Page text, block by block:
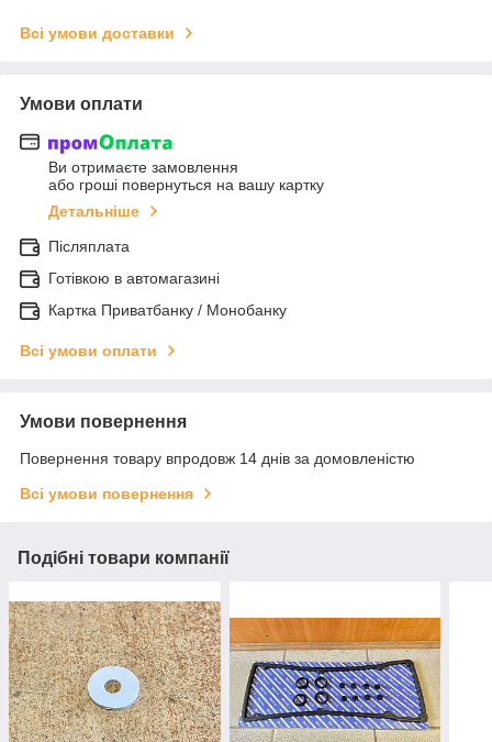
Всі умови доставки
Умови оплати
Ви отримаєте замовлення
або гроші повернуться на вашу картку
Детальніше
Післяплата
Готівкою в автомагазині
Картка Приватбанку / Монобанку
Всі умови оплати
Умови повернення
Повернення товару впродовж 14 днів за домовленістю
Всі умови повернення
Подібні товари компанії